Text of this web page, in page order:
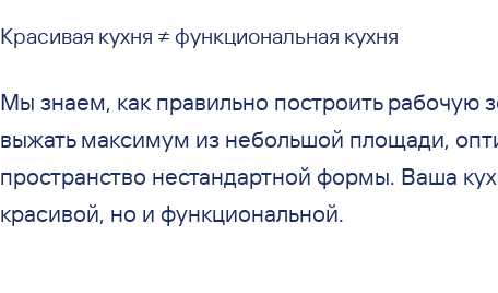
Красивая кухня ≠ функциональная кухня
Мы знаем, как правильно построить рабочую
выжать максимум из небольшой площади,
пространство нестандартной формы. Ваша
красивой, но и функциональной.